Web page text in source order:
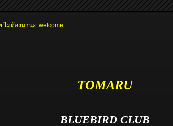
ม่ต้องมานะ :welcome:
TOMARU
BLUEBIRD CLUB